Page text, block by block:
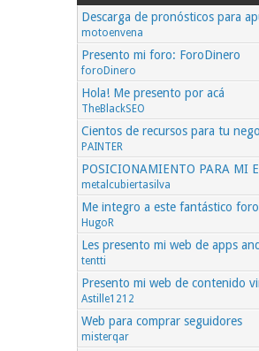
Descarga de pronósticos para
motoenvena
Presento mi foro: ForoDinero
foroDinero
Hola! Me presento por acá
TheBlackSEO
Cientos de recursos para tu
PAINTER
POSICIONAMIENTO PARA MI
metalcubiertasilva
Me integro a este fantástico
HugoR
Les presento mi web de apps
tentti
Presento mi web de contenido
Astille1212
Web para comprar seguidores
misterqar